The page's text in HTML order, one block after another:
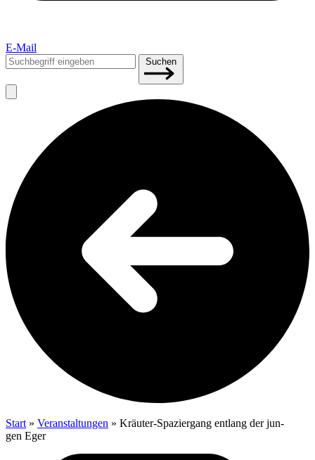
E-Mail
Suchen
nach:
Suchen
Start » Veranstaltungen » Kräu­ter-Spa­zier­gang ent­lang der jun­
gen Eger